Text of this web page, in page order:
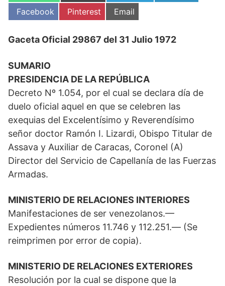
Compartir
en
Facebook
Compartir
en
Pinterest
Compartir
en
Email
Gaceta Oficial 29867 del 31 Julio 1972
SUMARIO
PRESIDENCIA DE LA REPÚBLICA
Decreto Nº 1.054, por el cual se declara día de
duelo oficial aquel en que se celebren las
exequias del Excelentísimo y Reverendísimo
señor doctor Ramón I. Lizardi, Obispo Titular de
Assava y Auxiliar de Caracas, Coronel (A)
Director del Servicio de Capellanía de las Fuerzas
Armadas.
MINISTERIO DE RELACIONES INTERIORES
Manifestaciones de ser venezolanos.—
Expedientes números 11.746 y 112.251.— (Se
reimprimen por error de copia).
MINISTERIO DE RELACIONES EXTERIORES
Resolución por la cual se dispone que la